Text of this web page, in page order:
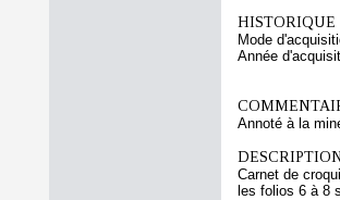
HISTORIQUE
Mode
Année
Annoté à la
Carnet de
les folios 6 à 8